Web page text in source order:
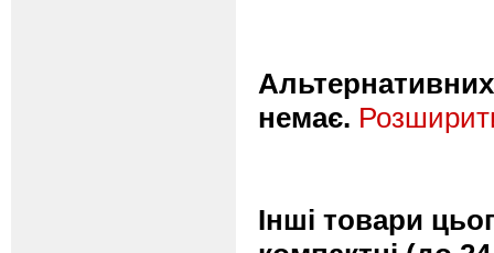
Альтернативних
немає.
Інші товари